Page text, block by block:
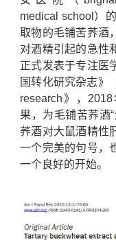
medical school）
取物的毛铺苦荞酒
对酒精引起的急性
正式发表于专注
国转化研究杂志》
research》，
果，为毛铺苦荞酒
荞酒对大鼠酒精性
一个完美的句号，
一个良好的开始。